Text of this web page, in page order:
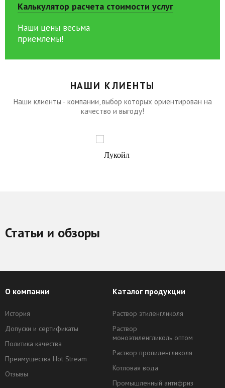
Калькулятор расчета стоимости услуг
Наши цены весьма
приемлемы!
НАШИ КЛИЕНТЫ
Наши клиенты - компании, выбор которых ориентирован на
качество и выгоду!
Статьи и обзоры
О компании
История
Допуски и сертификаты
Политика качества
Преимущества Hot Stream
Отзывы
Каталог продукции
Раствор этиленгликоля
Раствор
моноэтиленгликоль оптом
Раствор пропиленгликоля
Котловая вода
Промышленный антифриз